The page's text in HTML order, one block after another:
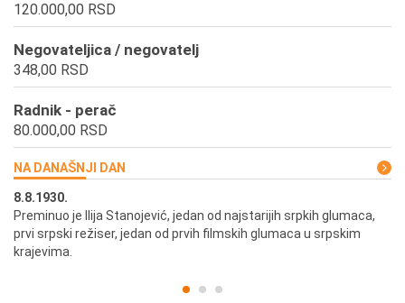
120.000,00 RSD
Negovateljica / negovatelj
348,00 RSD
Radnik - perač
80.000,00 RSD
NA DANAŠNJI DAN
8.8.1930.
Preminuo je Ilija Stanojević, jedan od najstarijih srpkih glumaca,
prvi srpski režiser, jedan od prvih filmskih glumaca u srpskim
krajevima.